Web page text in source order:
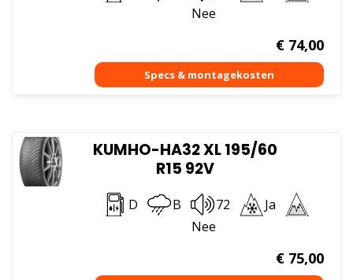
Nee
€74,00
KUMHO-HA32 XL 195/60
R15 92V
D B 72
Ja
Nee
€75,00